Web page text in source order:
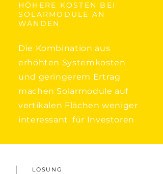
HÖHERE KOSTEN BEI
SOLARMODULE AN
WÄNDEN
Die Kombination aus
erhöhten Systemkosten
und geringerem Ertrag
machen Solarmodule auf
vertikalen Flächen weniger
interessant für Investoren
LÖSUNG